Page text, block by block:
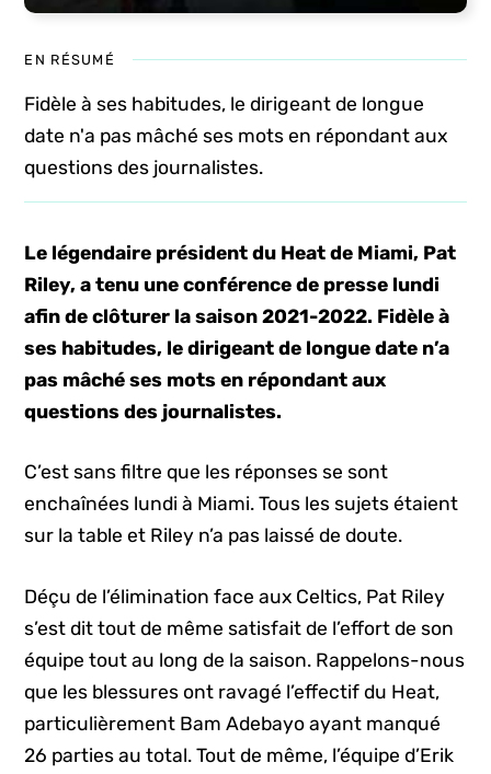
EN RÉSUMÉ
Fidèle à ses habitudes, le dirigeant de longue
date n'a pas mâché ses mots en répondant aux
questions des journalistes.
Le légendaire président du Heat de Miami, Pat
Riley, a tenu une conférence de presse lundi
afin de clôturer la saison 2021-2022. Fidèle à
ses habitudes, le dirigeant de longue date n’a
pas mâché ses mots en répondant aux
questions des journalistes.
C’est sans filtre que les réponses se sont
enchaînées lundi à Miami. Tous les sujets étaient
sur la table et Riley n’a pas laissé de doute.
Déçu de l’élimination face aux Celtics, Pat Riley
s’est dit tout de même satisfait de l’effort de son
équipe tout au long de la saison. Rappelons-nous
que les blessures ont ravagé l’effectif du Heat,
particulièrement Bam Adebayo ayant manqué
26 parties au total. Tout de même, l’équipe d’Erik